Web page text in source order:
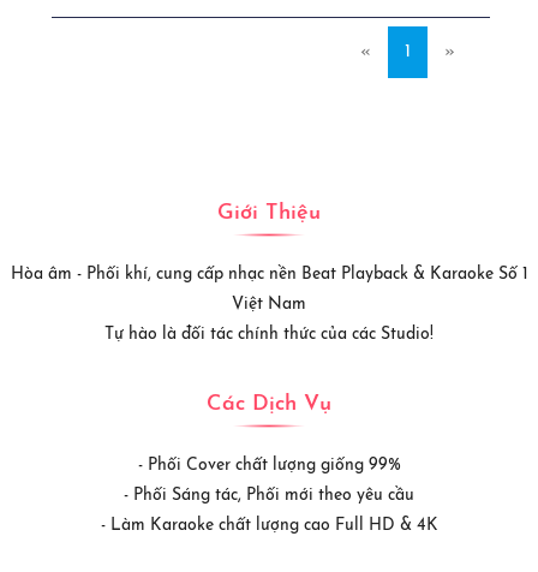
« 1 »
Giới Thiệu
Hòa âm - Phối khí, cung cấp nhạc nền Beat Playback & Karaoke Số 1
Việt Nam
Tự hào là đối tác chính thức của các Studio!
Các Dịch Vụ
- Phối Cover chất lượng giống 99%
- Phối Sáng tác, Phối mới theo yêu cầu
- Làm Karaoke chất lượng cao Full HD & 4K